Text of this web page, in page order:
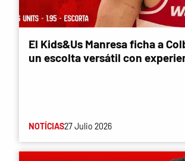
El Kids&Us Manresa ficha a
un escolta versátil con
NOTÍCIAS27 Julio 2026